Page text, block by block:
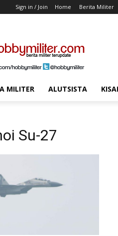
Sign in / Join Home Berita Militer
MILITER ALUTSISTA
Su-27